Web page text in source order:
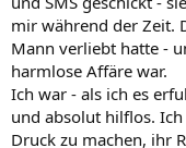
mir während der Zeit.
Mann verliebt hatte -
harmlose Affäre war.
Ich war - als ich es
und absolut hilflos.
Druck zu machen, ihr